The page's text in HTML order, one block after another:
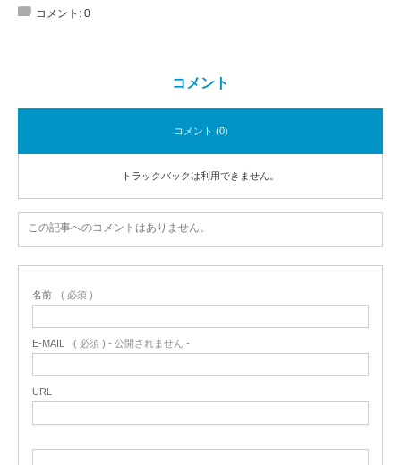
コメント: 0
コメント
コメント (0)
トラックバックは利用できません。
この記事へのコメントはありません。
名前 ( 必須 )
E-MAIL ( 必須 ) - 公開されません -
URL